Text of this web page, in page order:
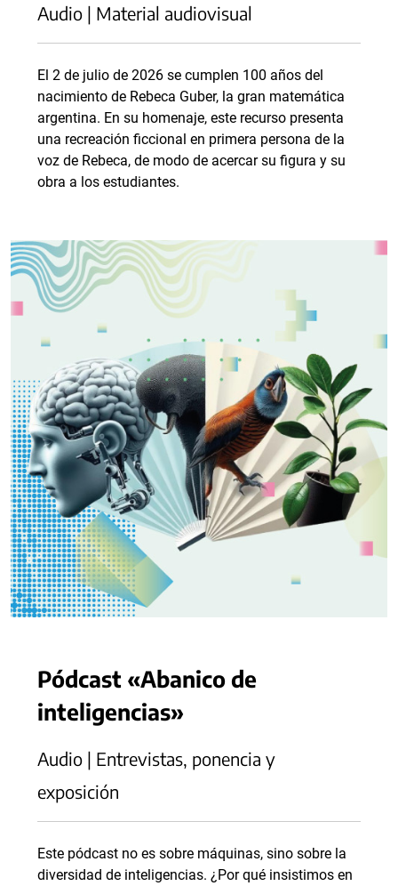
Audio | Material audiovisual
El 2 de julio de 2026 se cumplen 100 años del
nacimiento de Rebeca Guber, la gran matemática
argentina. En su homenaje, este recurso presenta
una recreación ficcional en primera persona de la
voz de Rebeca, de modo de acercar su figura y su
obra a los estudiantes.
Pódcast «Abanico de
inteligencias»
Audio | Entrevistas, ponencia y
exposición
Este pódcast no es sobre máquinas, sino sobre la
diversidad de inteligencias. ¿Por qué insistimos en